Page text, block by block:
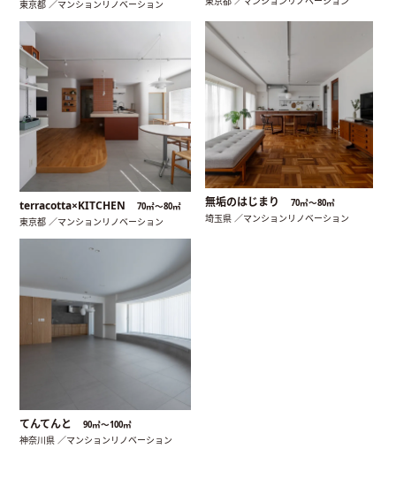
東京都 ／マンションリノベーション
terracotta×KITCHEN 70㎡〜80㎡
東京都 ／マンションリノベーション
無垢のはじまり 70㎡〜80㎡
埼玉県 ／マンションリノベーション
てんてんと 90㎡〜100㎡
神奈川県 ／マンションリノベーション